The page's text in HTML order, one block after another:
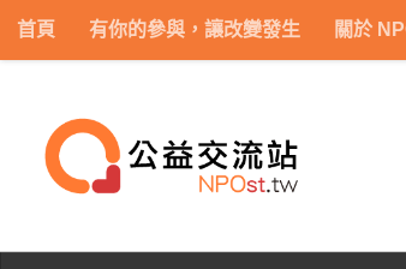
Skip to content
首頁 有你的參與，讓改變發生 關於